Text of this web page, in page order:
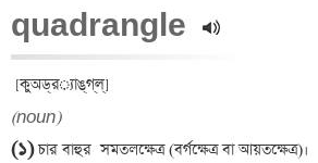
quadrangle
(noun)
(১)